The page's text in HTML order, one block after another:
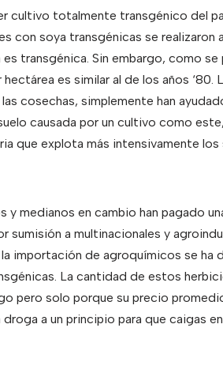
cultivo totalmente transgénico del
con soya transgénicas se realizaron
transgénica. Sin embargo, como
es similar al de los años ‘80.
cosechas, simplemente han
causada por un cultivo como
que explota más intensivamente los
y medianos en cambio han pagado
sumisión a multinacionales y
importación de agroquímicos se ha
La cantidad de estos
pero solo porque su precio
a un principio para que caigas